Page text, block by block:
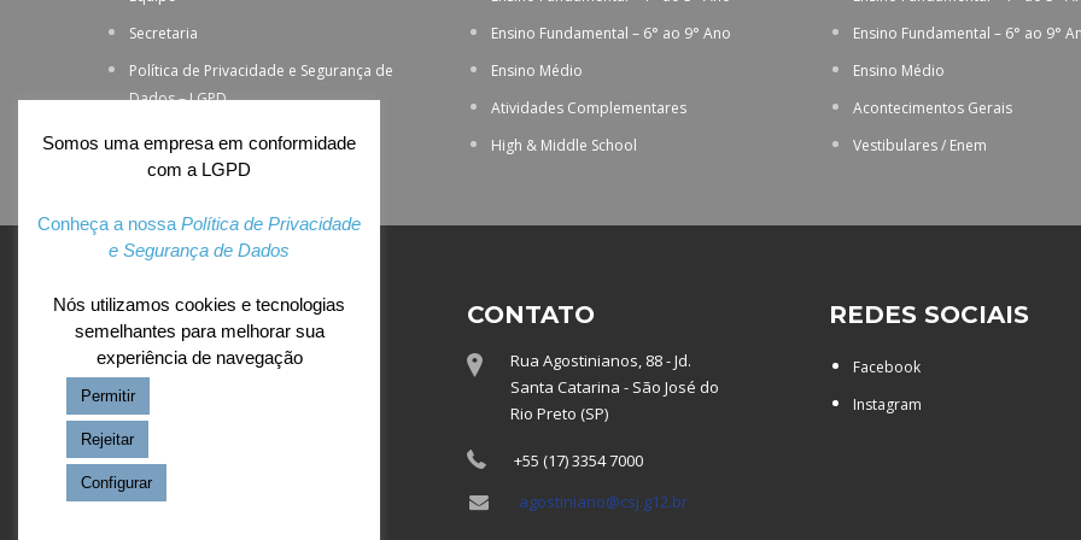
Secretaria
Política de Privacidade e Segurança de
Dados – LGPD
Ensino Fundamental – 6° ao 9° Ano
Ensino Médio
Atividades Complementares
High & Middle School
Ensino Fundamental – 6° ao 9°
Ensino Médio
Acontecimentos Gerais
Vestibulares / Enem
ACESSO EXCLUSIVO
Webmail
Totvs
CONTATO
Rua Agostinianos, 88 - Jd.
Santa Catarina - São José do
Rio Preto (SP)
+55 (17) 3354 7000
agostiniano@csj.g12.br
REDES SOCIAIS
Facebook
Instagram
Somos uma empresa em conformidade
com a LGPD
Conheça a nossa Política de Privacidade
e Segurança de Dados
Nós utilizamos cookies e tecnologias
semelhantes para melhorar sua
experiência de navegação
Permitir
Rejeitar
Configurar